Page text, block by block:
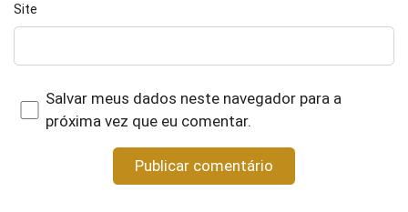
Site
Salvar meus dados neste navegador para a
próxima vez que eu comentar.